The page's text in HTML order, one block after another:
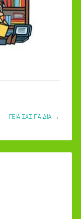
ΓΕΙΑ ΣΑΣ ΠΑΙΔΙΑ →